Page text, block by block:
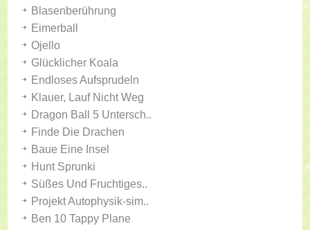
Blasenberührung
Eimerball
Ojello
Glücklicher Koala
Endloses Aufsprudeln
Klauer, Lauf Nicht Weg
Dragon Ball 5 Untersch..
Finde Die Drachen
Baue Eine Insel
Hunt Sprunki
Süßes Und Fruchtiges..
Projekt Autophysik-sim..
Ben 10 Tappy Plane